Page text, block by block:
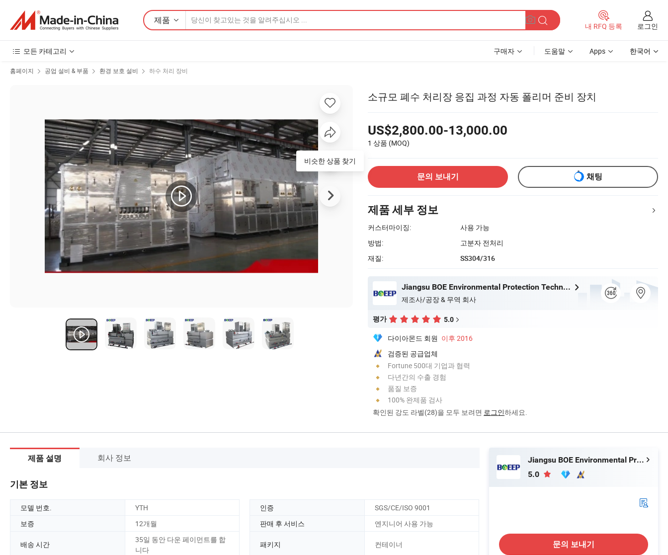
제품
내 RFQ 등록 로그인
모든 카테고리 구매자 도움말 Apps 한국어
홈페이지 공업 설비 & 부품 환경 보호 설비 하수 처리 장비
소규모 폐수 처리장 응집 과정 자동 폴리머 준비 장치
US$2,800.00-13,000.00
1 상품 (MOQ)
문의 보내기 채팅
제품 세부 정보
커스터마이징:
사용 가능
방법:
고분자 전처리
재질:
SS304/316
Jiangsu BOE Environmental Protection Technology Co., Ltd.
제조사/공장 & 무역 회사
평가 5.0
다이아몬드 회원 이후 2016
검증된 공급업체
Fortune 500대 기업과 협력
다년간의 수출 경험
품질 보증
100% 완제품 검사
확인된 강도 라벨(28)을 모두 보려면 로그인하세요.
비슷한 상품 찾기
제품 설명 회사 정보
기본 정보
모델 번호. YTH 인증
SGS/CE/ISO 9001
보증
12개월 판매 후 서비스 엔지니어 사용 가능
배송 시간
35일 동안 다운 페이먼트를 합
니다
패키지 컨테이너
Jiangsu BOE Environmental Protection Technology Co., Ltd.
5.0
문의 보내기